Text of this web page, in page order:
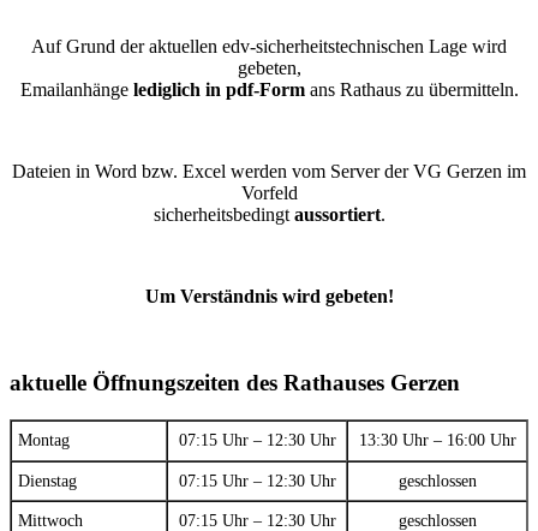
Auf Grund der aktuellen edv-sicherheitstechnischen Lage wird
gebeten,
Emailanhänge lediglich in pdf-Formans Rathaus zu übermitteln.
Dateien in Word bzw. Excel werden vom Server der VG Gerzen im
Vorfeld
sicherheitsbedingt aussortiert.
Um Verständnis wird gebeten!
aktuelle Öffnungszeiten des Rathauses Gerzen
Montag 07:15 Uhr – 12:30 Uhr 13:30 Uhr – 16:00 Uhr
Dienstag 07:15 Uhr – 12:30 Uhr geschlossen
Mittwoch 07:15 Uhr – 12:30 Uhr geschlossen